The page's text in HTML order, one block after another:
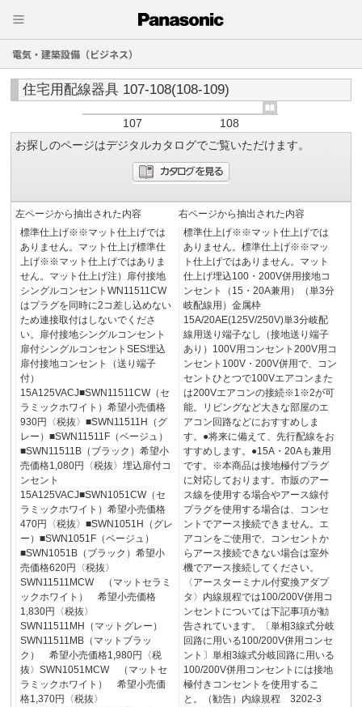
電気・建築設備（ビジネス）
住宅用配線器具 107-108(108-109)
107
108
お探しのページはデジタルカタログでご覧いただけます。
左ページから抽出された内容
標準仕上げ※※マット仕上げでは
ありません。マット仕上げ標準仕
上げ※※マット仕上げではありま
せん。マット仕上げ注）扉付接地
シングルコンセントWN11511CW
はプラグを同時に2コ差し込めない
ため連接取付はしないでくださ
い。扉付接地シングルコンセント
扉付シングルコンセントSES埋込
扉付接地コンセント（送り端子
付）
15A125VACJ■SWN11511CW（セ
ラミックホワイト）希望小売価格
930円〈税抜〉■SWN11511H（グ
レー）■SWN11511F（ベージュ）
■SWN11511B（ブラック）希望小
売価格1,080円〈税抜〉埋込扉付コ
ンセント
15A125VACJ■SWN1051CW（セ
ラミックホワイト）希望小売価格
470円〈税抜〉■SWN1051H（グレ
ー）■SWN1051F（ベージュ）
■SWN1051B（ブラック）希望小
売価格620円〈税抜〉
SWN11511MCW （マットセラミ
ックホワイト） 希望小売価格
1,830円〈税抜〉
SWN11511MH（マットグレー）
SWN11511MB（マットブラッ
ク） 希望小売価格1,980円〈税
抜〉SWN1051MCW （マットセ
ラミックホワイト） 希望小売価
格1,370円〈税抜〉
右ページから抽出された内容
標準仕上げ※※マット仕上げでは
ありません。標準仕上げ※※マッ
ト仕上げではありません。マット
仕上げ埋込100・200V併用接地コ
ンセント（15・20A兼用）（単3分
岐配線用）金属枠
15A/20AE(125V/250V)単3分岐配
線用送り端子なし（接地送り端子
あり）100V用コンセント200V用コ
ンセント100V・200V併用で、コン
セントひとつで100Vエアコンまた
は200Vエアコンの接続※1※2が可
能。リビングなど大きな部屋のエ
アコン回路などにおすすめしま
す。●将来に備えて、先行配線をお
すすめします。●15A・20Aも兼用
です。※本商品は接地極付プラグ
に対応しております。市販のアー
ス線を使用する場合やアース線付
プラグを使用する場合は、コンセ
ントでアース接続できません。エ
アコンをご使用で、コンセントか
らアース接続できない場合は室外
機でアース接続してください。
〈アースターミナル付変換アダプ
タ〉内線規程では100/200V併用コ
ンセントについては下記事項が勧
告されています。〔単相3線式分岐
回路に用いる100/200V併用コンセ
ント〕単相3線式分岐回路に用いる
100/200V併用コンセントには接地
極付きコンセントを使用するこ
と。（勧告）内線規程 3202-3